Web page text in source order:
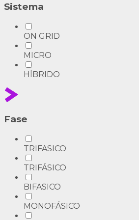
Sistema
ON GRID
MICRO
HÍBRIDO
Fase
TRIFASICO
TRIFÁSICO
BIFASICO
MONOFÁSICO